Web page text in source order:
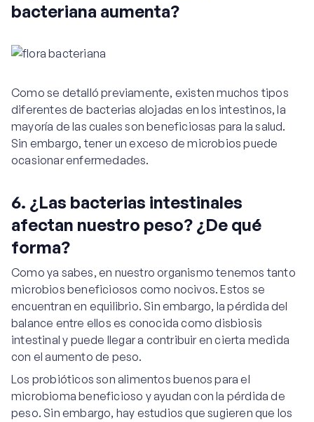
bacteriana aumenta?
Como se detalló previamente, existen muchos tipos
diferentes de bacterias alojadas en los intestinos, la
mayoría de las cuales son beneficiosas para la salud.
Sin embargo, tener un exceso de microbios puede
ocasionar enfermedades.
6. ¿Las bacterias intestinales
afectan nuestro peso? ¿De qué
forma?
Como ya sabes, en nuestro organismo tenemos tanto
microbios beneficiosos como nocivos. Estos se
encuentran en equilibrio. Sin embargo, la pérdida del
balance entre ellos es conocida como disbiosis
intestinal y puede llegar a contribuir en cierta medida
con el aumento de peso.
Los probióticos son alimentos buenos para el
microbioma beneficioso y ayudan con la pérdida de
peso. Sin embargo, hay estudios que sugieren que los